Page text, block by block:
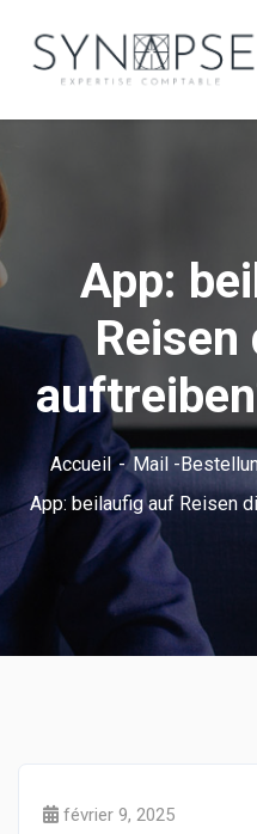
App:
Reisen
Accueil
Mail -
App: beilaufig auf Reisen
février 9, 2025